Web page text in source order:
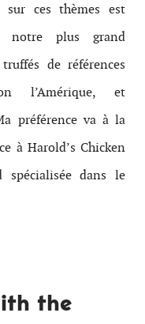
sur ces thèmes est
notre plus grand
de références
l’Amérique, et
préférence va à la
à Harold’s Chicken
spécialisée dans le
the